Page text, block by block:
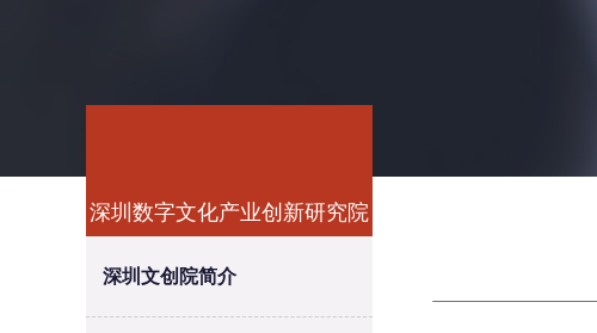
深圳数字文化产业创新研究院
深圳文创院简介